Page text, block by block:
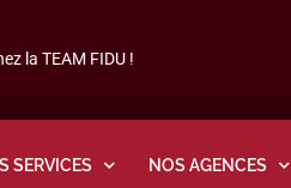
la TEAM FIDU !
SERVICES NOS AGENCES